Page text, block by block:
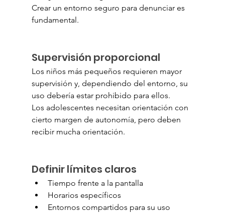
Crear un entorno seguro para denunciar es
fundamental.
Supervisión proporcional
Los niños más pequeños requieren mayor
supervisión y, dependiendo del entorno, su
uso debería estar prohibido para ellos.
Los adolescentes necesitan orientación con
cierto margen de autonomía, pero deben
recibir mucha orientación.
Definir límites claros
Tiempo frente a la pantalla
Horarios específicos
Entornos compartidos para su uso